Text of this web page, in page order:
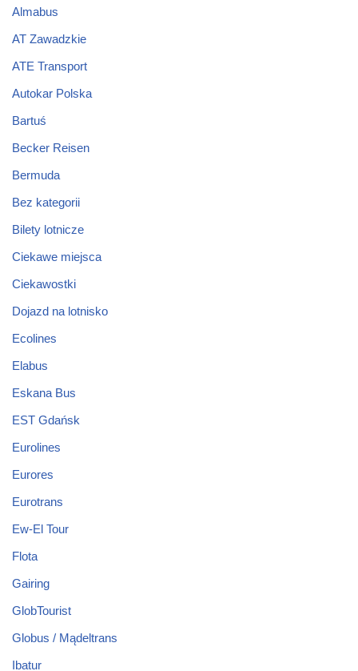
Almabus
AT Zawadzkie
ATE Transport
Autokar Polska
Bartuś
Becker Reisen
Bermuda
Bez kategorii
Bilety lotnicze
Ciekawe miejsca
Ciekawostki
Dojazd na lotnisko
Ecolines
Elabus
Eskana Bus
EST Gdańsk
Eurolines
Eurores
Eurotrans
Ew-El Tour
Flota
Gairing
GlobTourist
Globus / Mądeltrans
Ibatur